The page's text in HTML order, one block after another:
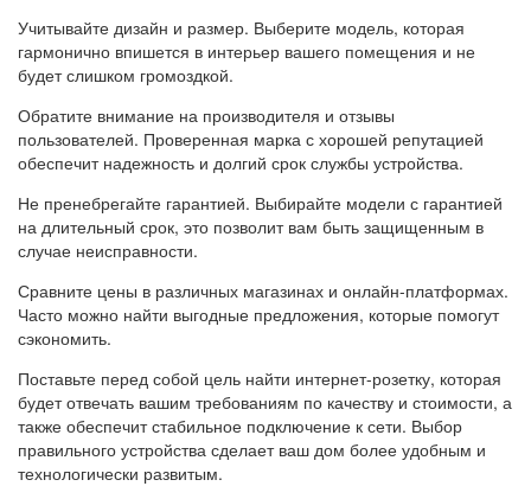
Учитывайте дизайн и размер. Выберите модель, которая
гармонично впишется в интерьер вашего помещения и не
будет слишком громоздкой.
Обратите внимание на производителя и отзывы
пользователей. Проверенная марка с хорошей репутацией
обеспечит надежность и долгий срок службы устройства.
Не пренебрегайте гарантией. Выбирайте модели с гарантией
на длительный срок, это позволит вам быть защищенным в
случае неисправности.
Сравните цены в различных магазинах и онлайн-платформах.
Часто можно найти выгодные предложения, которые помогут
сэкономить.
Поставьте перед собой цель найти интернет-розетку, которая
будет отвечать вашим требованиям по качеству и стоимости, а
также обеспечит стабильное подключение к сети. Выбор
правильного устройства сделает ваш дом более удобным и
технологически развитым.